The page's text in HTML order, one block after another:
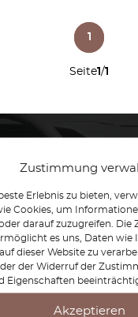
Zustimmung
Erlebnis zu bieten,
Cookies, um
darauf zuzugreifen. Die
es uns, Daten wie
dieser Website zu
der Widerruf der
Eigenschaften
Akzeptieren
Seite1/1
1
Wir
für alle
reproduzieren
Automarken